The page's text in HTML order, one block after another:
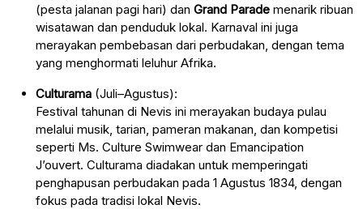
(pesta jalanan pagi hari) dan Grand Parade menarik ribuan
wisatawan dan penduduk lokal. Karnaval ini juga
merayakan pembebasan dari perbudakan, dengan tema
yang menghormati leluhur Afrika.
Culturama (Juli–Agustus):
Festival tahunan di Nevis ini merayakan budaya pulau
melalui musik, tarian, pameran makanan, dan kompetisi
seperti Ms. Culture Swimwear dan Emancipation
J’ouvert. Culturama diadakan untuk memperingati
penghapusan perbudakan pada 1 Agustus 1834, dengan
fokus pada tradisi lokal Nevis.